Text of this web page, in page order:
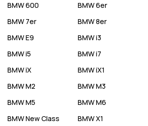
BMW600 BMW6er
BMW 7er BMW8er
BMWE9 BMWi3
BMWi5 BMWi7
BMWiX BMWiX1
BMWM2 BMWM3
BMWM5 BMWM6
BMWNew Class BMWX1